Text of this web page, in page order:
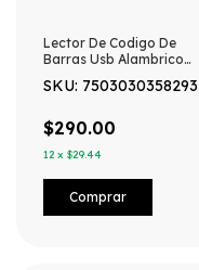
Lector De Codigo De
Barras Usb Alambrico
SKU: 7503030358293
$290.00
12 x $29.44